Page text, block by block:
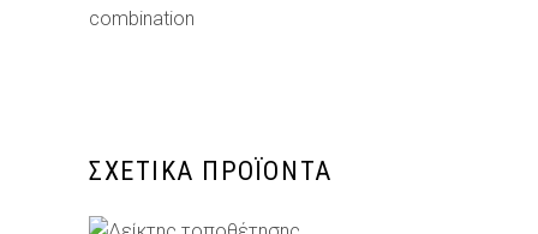
combination
ΣΧΕΤΙΚΆ ΠΡΟΪΌΝΤΑ